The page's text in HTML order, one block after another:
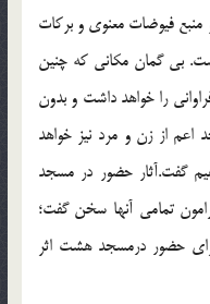
خدا در زمین (1) مرکز وحی (2) و منبع فیوضات معنوی و برکات
بی گمان مکانی که چنین
را خواهد داشت و بدون
از زن و مرد نیز خواهد
گفت.آثار حضور در مسجد
تمامی آنها سخن گفت؛
حضور درمسجد هشت اثر